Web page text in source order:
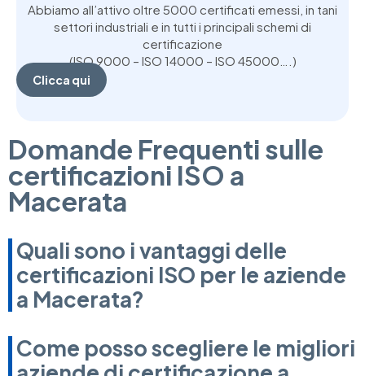
Abbiamo all’attivo oltre 5000 certificati emessi, in tani
settori industriali e in tutti i principali schemi di
certificazione
(ISO 9000 – ISO 14000 – ISO 45000….)
Clicca qui
Domande Frequenti sulle
certificazioni ISO a
Macerata
Quali sono i vantaggi delle
certificazioni ISO per le aziende
a Macerata?
Come posso scegliere le migliori